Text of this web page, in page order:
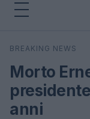
Cerca
BREAKING NEWS
Morto
anni